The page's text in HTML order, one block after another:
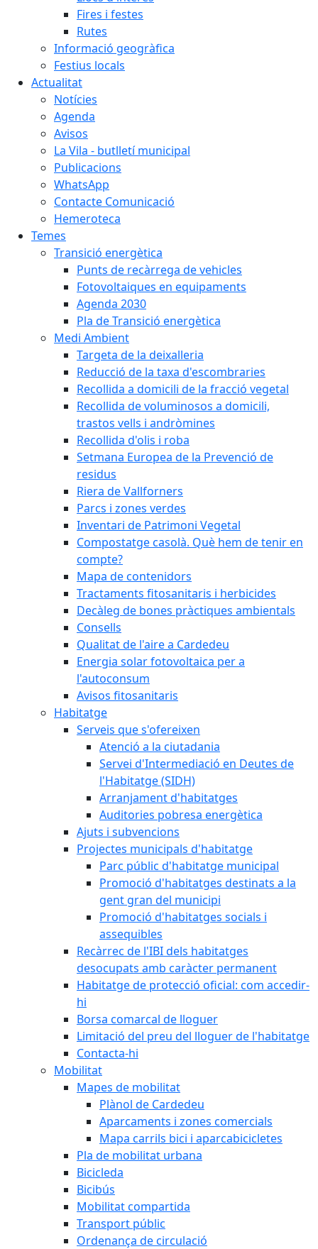
Fires i festes
Rutes
Informació geogràfica
Festius locals
Actualitat
Notícies
Agenda
Avisos
La Vila - butlletí municipal
Publicacions
WhatsApp
Contacte Comunicació
Hemeroteca
Temes
Transició energètica
Punts de recàrrega de vehicles
Fotovoltaiques en equipaments
Agenda 2030
Pla de Transició energètica
Medi Ambient
Targeta de la deixalleria
Reducció de la taxa d'escombraries
Recollida a domicili de la fracció vegetal
Recollida de voluminosos a domicili,
trastos vells i andròmines
Recollida d'olis i roba
Setmana Europea de la Prevenció de
residus
Riera de Vallforners
Parcs i zones verdes
Inventari de Patrimoni Vegetal
Compostatge casolà. Què hem de tenir en
compte?
Mapa de contenidors
Tractaments fitosanitaris i herbicides
Decàleg de bones pràctiques ambientals
Consells
Qualitat de l'aire a Cardedeu
Energia solar fotovoltaica per a
l'autoconsum
Avisos fitosanitaris
Habitatge
Serveis que s'ofereixen
Atenció a la ciutadania
Servei d'Intermediació en Deutes de
l'Habitatge (SIDH)
Arranjament d'habitatges
Auditories pobresa energètica
Ajuts i subvencions
Projectes municipals d'habitatge
Parc públic d'habitatge municipal
Promoció d'habitatges destinats a la
gent gran del municipi
Promoció d'habitatges socials i
assequibles
Recàrrec de l'IBI dels habitatges
desocupats amb caràcter permanent
Habitatge de protecció oficial: com accedir-
hi
Borsa comarcal de lloguer
Limitació del preu del lloguer de l'habitatge
Contacta-hi
Mobilitat
Mapes de mobilitat
Plànol de Cardedeu
Aparcaments i zones comercials
Mapa carrils bici i aparcabicicletes
Pla de mobilitat urbana
Bicicleda
Bicibús
Mobilitat compartida
Transport públic
Ordenança de circulació